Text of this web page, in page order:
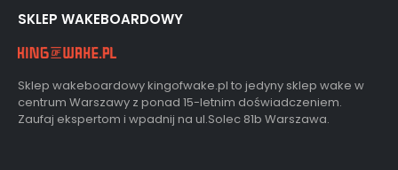
SKLEP WAKEBOARDOWY
Sklep wakeboardowy kingofwake.pl to jedyny sklep wake w
centrum Warszawy z ponad 15-letnim doświadczeniem.
Zaufaj ekspertom i wpadnij na ul.Solec 81b Warszawa.